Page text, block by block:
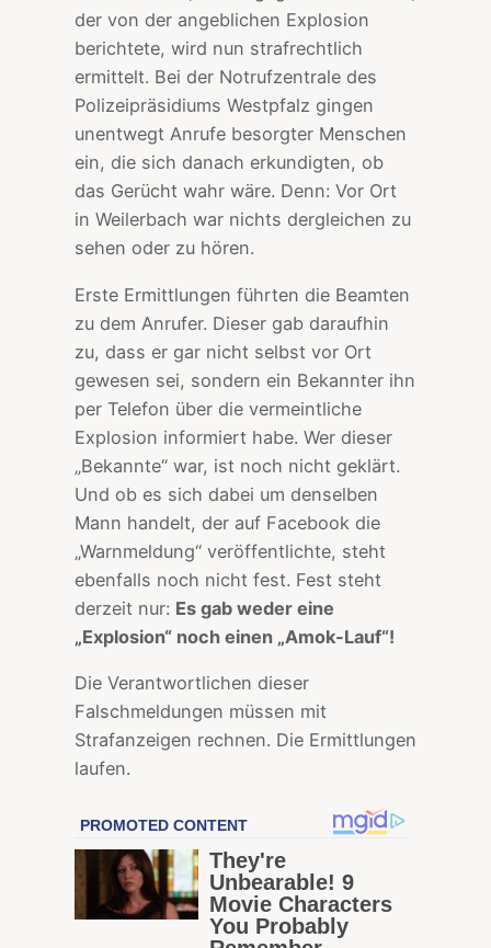
der von der angeblichen Explosion
berichtete, wird nun strafrechtlich
ermittelt. Bei der Notrufzentrale des
Polizeipräsidiums Westpfalz gingen
unentwegt Anrufe besorgter Menschen
ein, die sich danach erkundigten, ob
das Gerücht wahr wäre. Denn: Vor Ort
in Weilerbach war nichts dergleichen zu
sehen oder zu hören.
Erste Ermittlungen führten die Beamten
zu dem Anrufer. Dieser gab daraufhin
zu, dass er gar nicht selbst vor Ort
gewesen sei, sondern ein Bekannter ihn
per Telefon über die vermeintliche
Explosion informiert habe. Wer dieser
„Bekannte“ war, ist noch nicht geklärt.
Und ob es sich dabei um denselben
Mann handelt, der auf Facebook die
„Warnmeldung“ veröffentlichte, steht
ebenfalls noch nicht fest. Fest steht
derzeit nur: Es gab weder eine
„Explosion“ noch einen „Amok-Lauf“!
Die Verantwortlichen dieser
Falschmeldungen müssen mit
Strafanzeigen rechnen. Die Ermittlungen
laufen.